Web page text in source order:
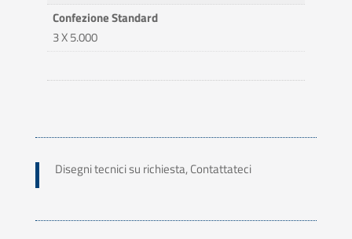
Confezione Standard
3 X 5.000
Disegni tecnici su richiesta, Contattateci